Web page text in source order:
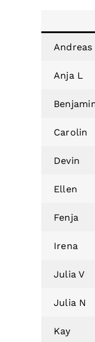
Andreas
Anja L
Carolin
Devin
Ellen
Fenja
Irena
Julia V
Julia N
Kay